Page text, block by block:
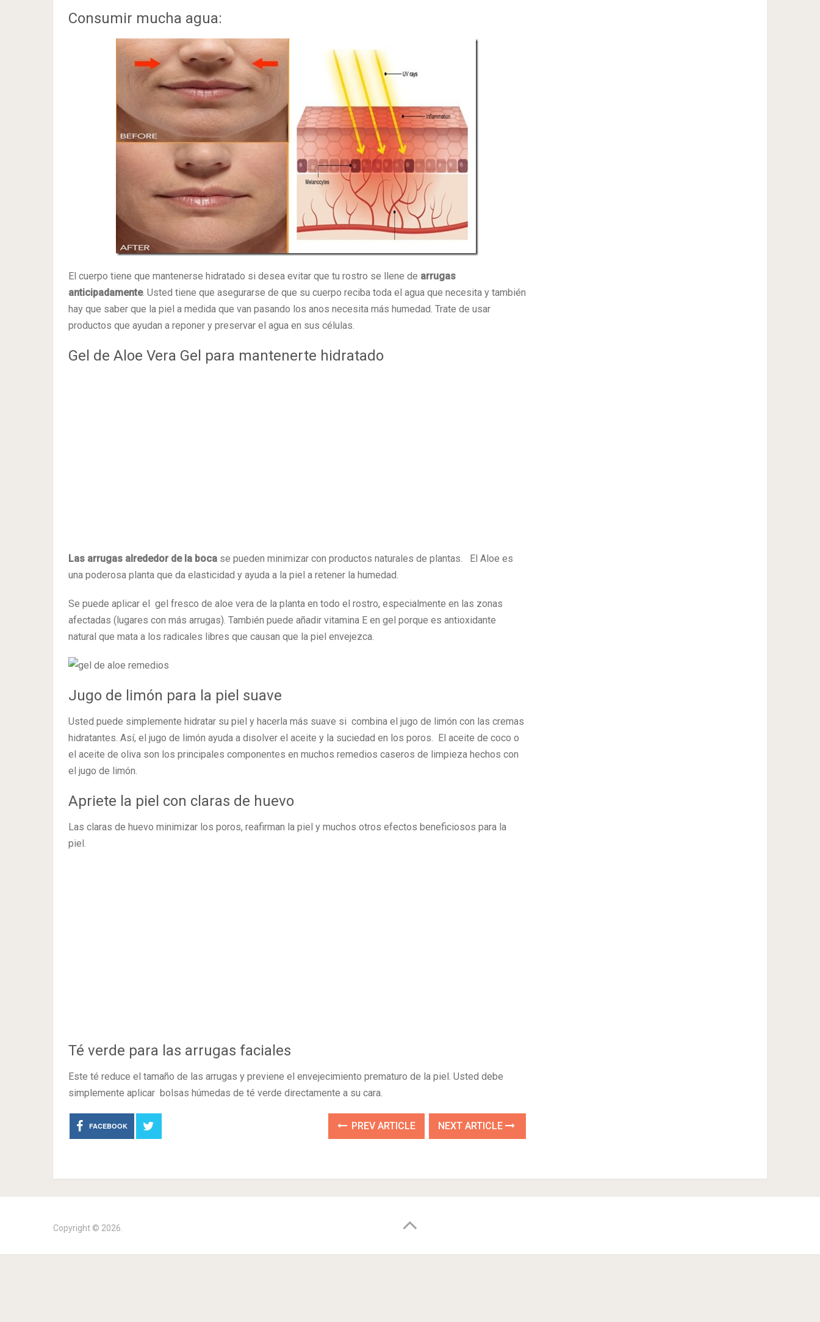
Consumir mucha agua:
El cuerpo tiene que mantenerse hidratado si desea evitar que tu rostro se llene de arrugas
anticipadamente. Usted tiene que asegurarse de que su cuerpo reciba toda el agua que necesita y también
hay que saber que la piel a medida que van pasando los anos necesita más humedad. Trate de usar
productos que ayudan a reponer y preservar el agua en sus células.
Gel de Aloe Vera Gel para mantenerte hidratado
Las arrugas alrededor de la boca se pueden minimizar con productos naturales de plantas. El Aloe es
una poderosa planta que da elasticidad y ayuda a la piel a retener la humedad.
Se puede aplicar el gel fresco de aloe vera de la planta en todo el rostro, especialmente en las zonas
afectadas (lugares con más arrugas). También puede añadir vitamina E en gel porque es antioxidante
natural que mata a los radicales libres que causan que la piel envejezca.
Jugo de limón para la piel suave
Usted puede simplemente hidratar su piel y hacerla más suave si combina el jugo de limón con las cremas
hidratantes. Así, el jugo de limón ayuda a disolver el aceite y la suciedad en los poros. El aceite de coco o
el aceite de oliva son los principales componentes en muchos remedios caseros de limpieza hechos con
el jugo de limón.
Apriete la piel con claras de huevo
Las claras de huevo minimizar los poros, reafirman la piel y muchos otros efectos beneficiosos para la
piel.
Té verde para las arrugas faciales
Este té reduce el tamaño de las arrugas y previene el envejecimiento prematuro de la piel. Usted debe
simplemente aplicar bolsas húmedas de té verde directamente a su cara.
FACEBOOK PREV ARTICLE NEXT ARTICLE
Copyright © 2026.